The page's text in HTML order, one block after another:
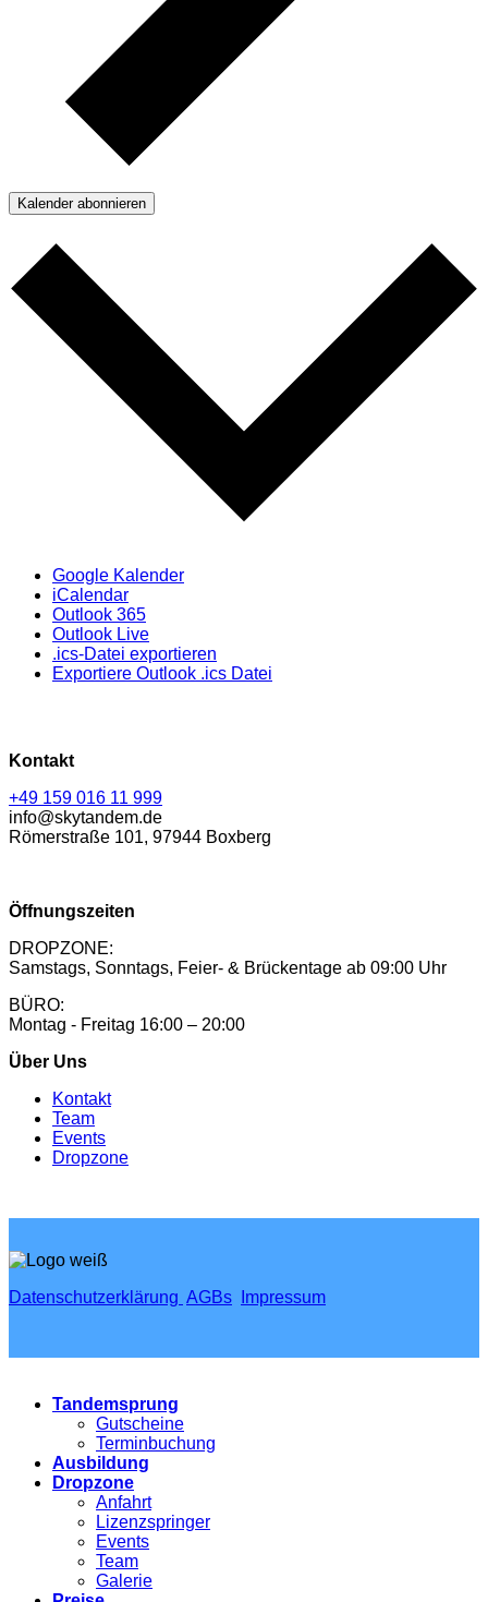
Kalender abonnieren
Google Kalender
iCalendar
Outlook 365
Outlook Live
.ics-Datei exportieren
Exportiere Outlook .ics Datei
Kontakt
+49 159 016 11 999
info@skytandem.de
Römerstraße 101, 97944 Boxberg
Öffnungszeiten
DROPZONE:
Samstags, Sonntags, Feier- & Brückentage ab 09:00 Uhr
BÜRO:
Montag - Freitag 16:00 – 20:00
Über Uns
Kontakt
Team
Events
Dropzone
Datenschutzerklärung AGBs Impressum
Tandemsprung
Gutscheine
Terminbuchung
Ausbildung
Dropzone
Anfahrt
Lizenzspringer
Events
Team
Galerie